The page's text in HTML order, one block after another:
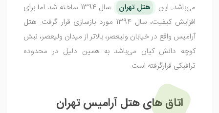
می‌باشد. این
هتل تهران
سال 1394 ساخته شد اما برای
افزایش کیفیت، سال 1394 مورد بازسازی قرار گرفت. هتل
آرامیس واقع در خیابان ولیعصر، بالاتر از میدان ولیعصر، نبش
کوچه دانش کیان می‌باشد به همین دلیل در محدوده
ترافیکی قرارگرفته است.
اتاق های هتل آرامیس تهران